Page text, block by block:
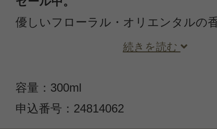
優しいフローラル・オリエンタルの
続きを読む
容量：300ml
申込番号：24814062